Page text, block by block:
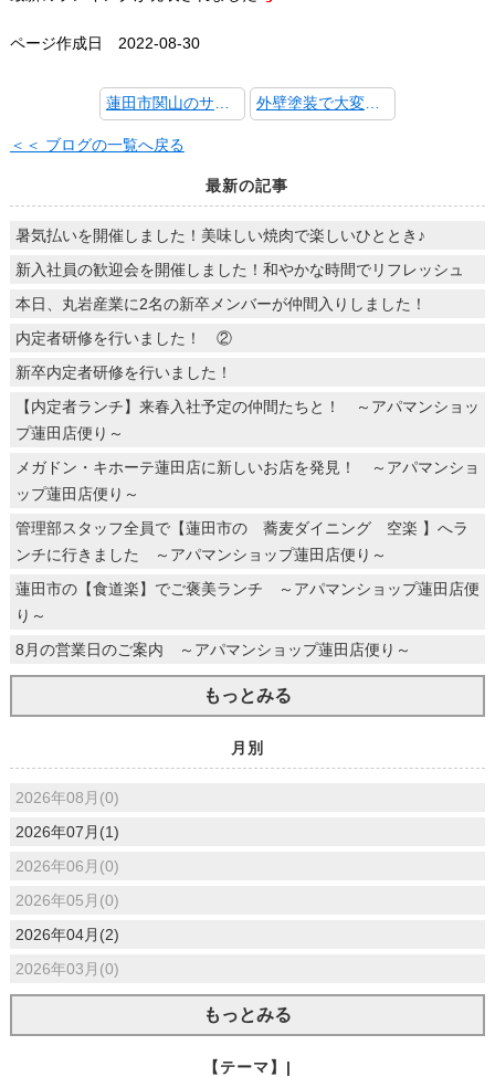
ページ作成日 2022-08-30
蓮田市関山のサニーハイツ栄 外壁塗装工事完成しました！ 外壁塗装で大変身中！
＜＜ ブログの一覧へ戻る
最新の記事
暑気払いを開催しました！美味しい焼肉で楽しいひととき♪
新入社員の歓迎会を開催しました！和やかな時間でリフレッシュ
本日、丸岩産業に2名の新卒メンバーが仲間入りしました！
内定者研修を行いました！ ②
新卒内定者研修を行いました！
【内定者ランチ】来春入社予定の仲間たちと！ ～アパマンショッ
プ蓮田店便り～
メガドン・キホーテ蓮田店に新しいお店を発見！ ～アパマンショ
ップ蓮田店便り～
管理部スタッフ全員で【蓮田市の 蕎麦ダイニング 空楽 】へラ
ンチに行きました ～アパマンショップ蓮田店便り～
蓮田市の【食道楽】でご褒美ランチ ～アパマンショップ蓮田店便
り～
8月の営業日のご案内 ～アパマンショップ蓮田店便り～
もっとみる
月別
2026年08月(0)
2026年07月(1)
2026年06月(0)
2026年05月(0)
2026年04月(2)
2026年03月(0)
もっとみる
【テーマ】|